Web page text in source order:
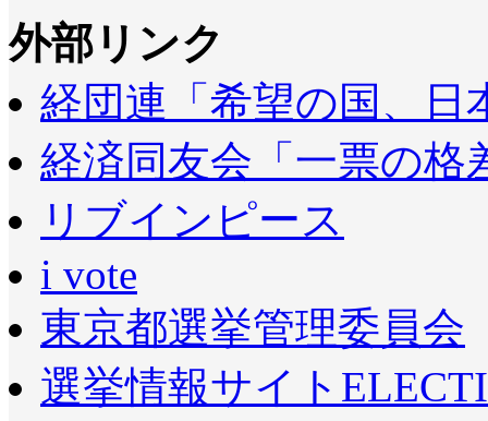
外部リンク
経団連「希望の国、日
経済同友会「一票の
リブインピース
i vote
東京都選挙管理委員会
選挙情報サイト